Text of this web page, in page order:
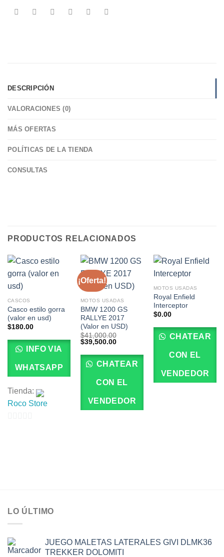
DESCRIPCIÓN
VALORACIONES (0)
MÁS OFERTAS
POLÍTICAS DE LA TIENDA
CONSULTAS
PRODUCTOS RELACIONADOS
CASCOS
Casco estilo gorra
(valor en usd)
$180.00
INFO VIA
WHATSAPP
Tienda:
Roco Store
¡Oferta!
MOTOS USADAS
BMW 1200 GS
RALLYE 2017
(Valor en USD)
$41,000.00
El
original
era:
$41,000.00.
$39,500.00El
actual
es:
$39,500.00.
CHATEAR
CON EL
VENDEDOR
MOTOS USADAS
Royal Enfield
Interceptor
$0.00
CHATEAR
CON EL
VENDEDOR
LO ÚLTIMO
JUEGO MALETAS LATERALES GIVI DLMK36
TREKKER DOLOMITI